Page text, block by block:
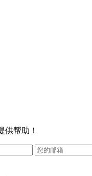
供帮助！